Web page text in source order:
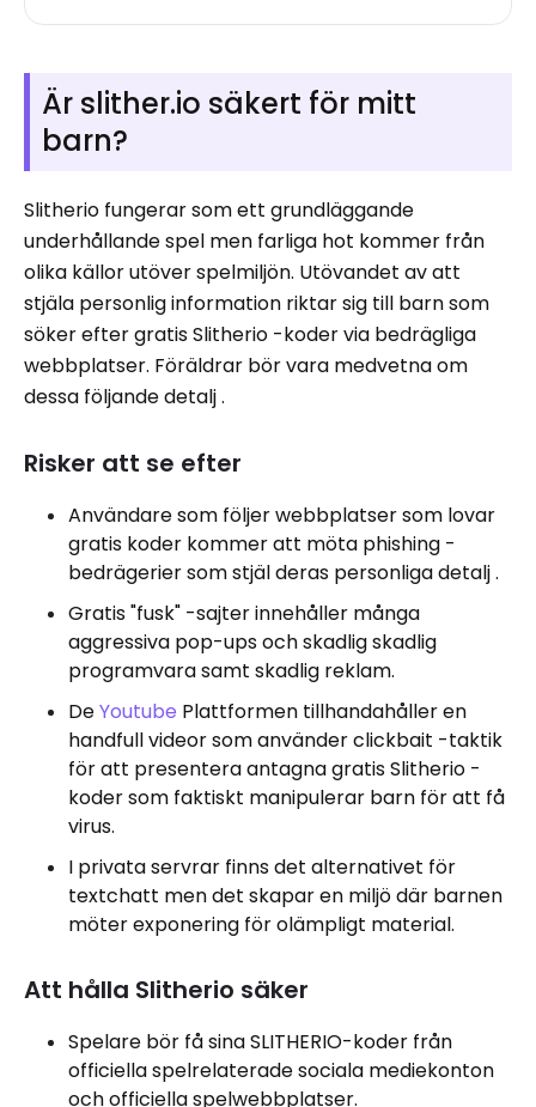
Är slither.io säkert för mitt
barn?
Slitherio fungerar som ett grundläggande
underhållande spel men farliga hot kommer från
olika källor utöver spelmiljön. Utövandet av att
stjäla personlig information riktar sig till barn som
söker efter gratis Slitherio -koder via bedrägliga
webbplatser. Föräldrar bör vara medvetna om
dessa följande detalj .
Risker att se efter
Användare som följer webbplatser som lovar
gratis koder kommer att möta phishing -
bedrägerier som stjäl deras personliga detalj .
Gratis "fusk" -sajter innehåller många
aggressiva pop-ups och skadlig skadlig
programvara samt skadlig reklam.
DeYoutube Plattformen tillhandahåller en
handfull videor som använder clickbait -taktik
för att presentera antagna gratis Slitherio -
koder som faktiskt manipulerar barn för att få
virus.
I privata servrar finns det alternativet för
textchatt men det skapar en miljö där barnen
möter exponering för olämpligt material.
Att hålla Slitherio säker
Spelare bör få sina SLITHERIO-koder från
officiella spelrelaterade sociala mediekonton
och officiella spelwebbplatser.